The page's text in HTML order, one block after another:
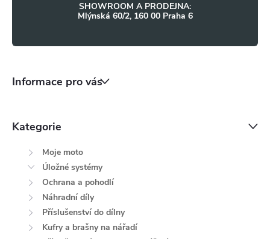
SHOWROOM A PRODEJNA:
Mlýnská 60/2, 160 00 Praha 6
Informace pro vás
Kategorie
Moje moto
Úložné systémy
Ochrana a pohodlí
Náhradní díly
Příslušenství do dílny
Kufry a brašny na nářadí